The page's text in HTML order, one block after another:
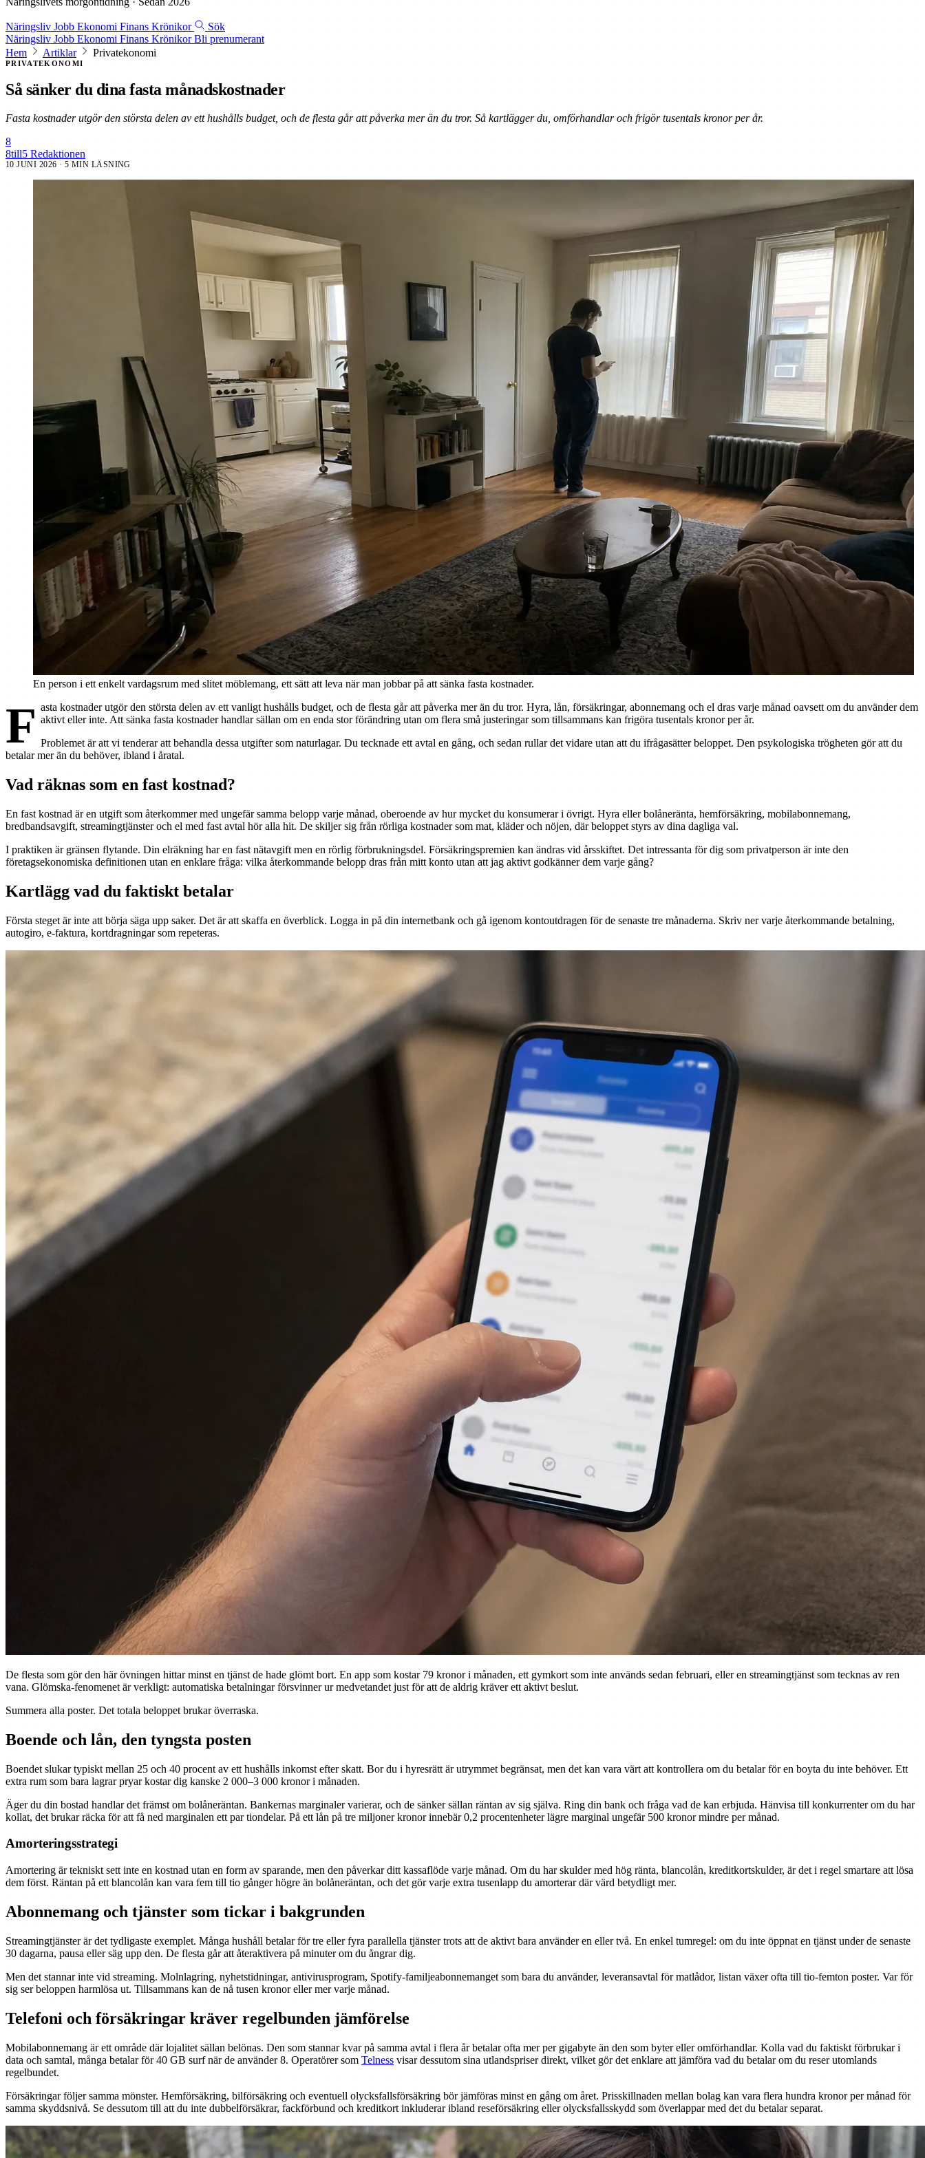
Näringsliv Jobb Ekonomi Finans Krönikor
Sök
Näringsliv Jobb Ekonomi Finans KrönikorBli prenumerant
Hem
Artiklar Privatekonomi
PRIVATEKONOMI
Så sänker du dina fasta månadskostnader
Fasta kostnader utgör den största delen av ett hushålls budget, och de flesta går att påverka mer än du tror. Så kartlägger du, omförhandlar och frigör tusentals kronor per år.
8
8till5 Redaktionen
10 JUNI 2026 · 5 MIN LÄSNING
En person i ett enkelt vardagsrum med slitet möblemang, ett sätt att leva när man jobbar på att sänka fasta kostnader.
F asta kostnader utgör den största delen av ett vanligt hushålls budget, och de flesta går att påverka mer än du tror. Hyra, lån, försäkringar, abonnemang och el dras varje månad oavsett om du använder dem
aktivt eller inte. Att sänka fasta kostnader handlar sällan om en enda stor förändring utan om flera små justeringar som tillsammans kan frigöra tusentals kronor per år.
Problemet är att vi tenderar att behandla dessa utgifter som naturlagar. Du tecknade ett avtal en gång, och sedan rullar det vidare utan att du ifrågasätter beloppet. Den psykologiska trögheten gör att du
betalar mer än du behöver, ibland i åratal.
Vad räknas som en fast kostnad?
En fast kostnad är en utgift som återkommer med ungefär samma belopp varje månad, oberoende av hur mycket du konsumerar i övrigt. Hyra eller bolåneränta, hemförsäkring, mobilabonnemang,
bredbandsavgift, streamingtjänster och el med fast avtal hör alla hit. De skiljer sig från rörliga kostnader som mat, kläder och nöjen, där beloppet styrs av dina dagliga val.
I praktiken är gränsen flytande. Din elräkning har en fast nätavgift men en rörlig förbrukningsdel. Försäkringspremien kan ändras vid årsskiftet. Det intressanta för dig som privatperson är inte den
företagsekonomiska definitionen utan en enklare fråga: vilka återkommande belopp dras från mitt konto utan att jag aktivt godkänner dem varje gång?
Kartlägg vad du faktiskt betalar
Första steget är inte att börja säga upp saker. Det är att skaffa en överblick. Logga in på din internetbank och gå igenom kontoutdragen för de senaste tre månaderna. Skriv ner varje återkommande betalning,
autogiro, e-faktura, kortdragningar som repeteras.
De flesta som gör den här övningen hittar minst en tjänst de hade glömt bort. En app som kostar 79 kronor i månaden, ett gymkort som inte används sedan februari, eller en streamingtjänst som tecknas av ren
vana. Glömska-fenomenet är verkligt: automatiska betalningar försvinner ur medvetandet just för att de aldrig kräver ett aktivt beslut.
Summera alla poster. Det totala beloppet brukar överraska.
Boende och lån, den tyngsta posten
Boendet slukar typiskt mellan 25 och 40 procent av ett hushålls inkomst efter skatt. Bor du i hyresrätt är utrymmet begränsat, men det kan vara värt att kontrollera om du betalar för en boyta du inte behöver. Ett
extra rum som bara lagrar pryar kostar dig kanske 2 000–3 000 kronor i månaden.
Äger du din bostad handlar det främst om bolåneräntan. Bankernas marginaler varierar, och de sänker sällan räntan av sig själva. Ring din bank och fråga vad de kan erbjuda. Hänvisa till konkurrenter om du har
kollat, det brukar räcka för att få ned marginalen ett par tiondelar. På ett lån på tre miljoner kronor innebär 0,2 procentenheter lägre marginal ungefär 500 kronor mindre per månad.
Amorteringsstrategi
Amortering är tekniskt sett inte en kostnad utan en form av sparande, men den påverkar ditt kassaflöde varje månad. Om du har skulder med hög ränta, blancolån, kreditkortskulder, är det i regel smartare att lösa
dem först. Räntan på ett blancolån kan vara fem till tio gånger högre än bolåneräntan, och det gör varje extra tusenlapp du amorterar där värd betydligt mer.
Abonnemang och tjänster som tickar i bakgrunden
Streamingtjänster är det tydligaste exemplet. Många hushåll betalar för tre eller fyra parallella tjänster trots att de aktivt bara använder en eller två. En enkel tumregel: om du inte öppnat en tjänst under de senaste
30 dagarna, pausa eller säg upp den. De flesta går att återaktivera på minuter om du ångrar dig.
Men det stannar inte vid streaming. Molnlagring, nyhetstidningar, antivirusprogram, Spotify-familjeabonnemanget som bara du använder, leveransavtal för matlådor, listan växer ofta till tio-femton poster. Var för
sig ser beloppen harmlösa ut. Tillsammans kan de nå tusen kronor eller mer varje månad.
Telefoni och försäkringar kräver regelbunden jämförelse
Mobilabonnemang är ett område där lojalitet sällan belönas. Den som stannar kvar på samma avtal i flera år betalar ofta mer per gigabyte än den som byter eller omförhandlar. Kolla vad du faktiskt förbrukar i
data och samtal, många betalar för 40 GB surf när de använder 8. Operatörer som Telness visar dessutom sina utlandspriser direkt, vilket gör det enklare att jämföra vad du betalar om du reser utomlands
regelbundet.
Försäkringar följer samma mönster. Hemförsäkring, bilförsäkring och eventuell olycksfallsförsäkring bör jämföras minst en gång om året. Prisskillnaden mellan bolag kan vara flera hundra kronor per månad för
samma skyddsnivå. Se dessutom till att du inte dubbelförsäkrar, fackförbund och kreditkort inkluderar ibland reseförsäkring eller olycksfallsskydd som överlappar med det du betalar separat.